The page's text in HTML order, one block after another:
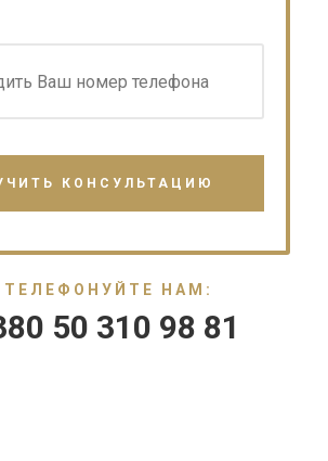
ТЕЛЕФОНУЙТЕ НАМ:
50 310 98 81